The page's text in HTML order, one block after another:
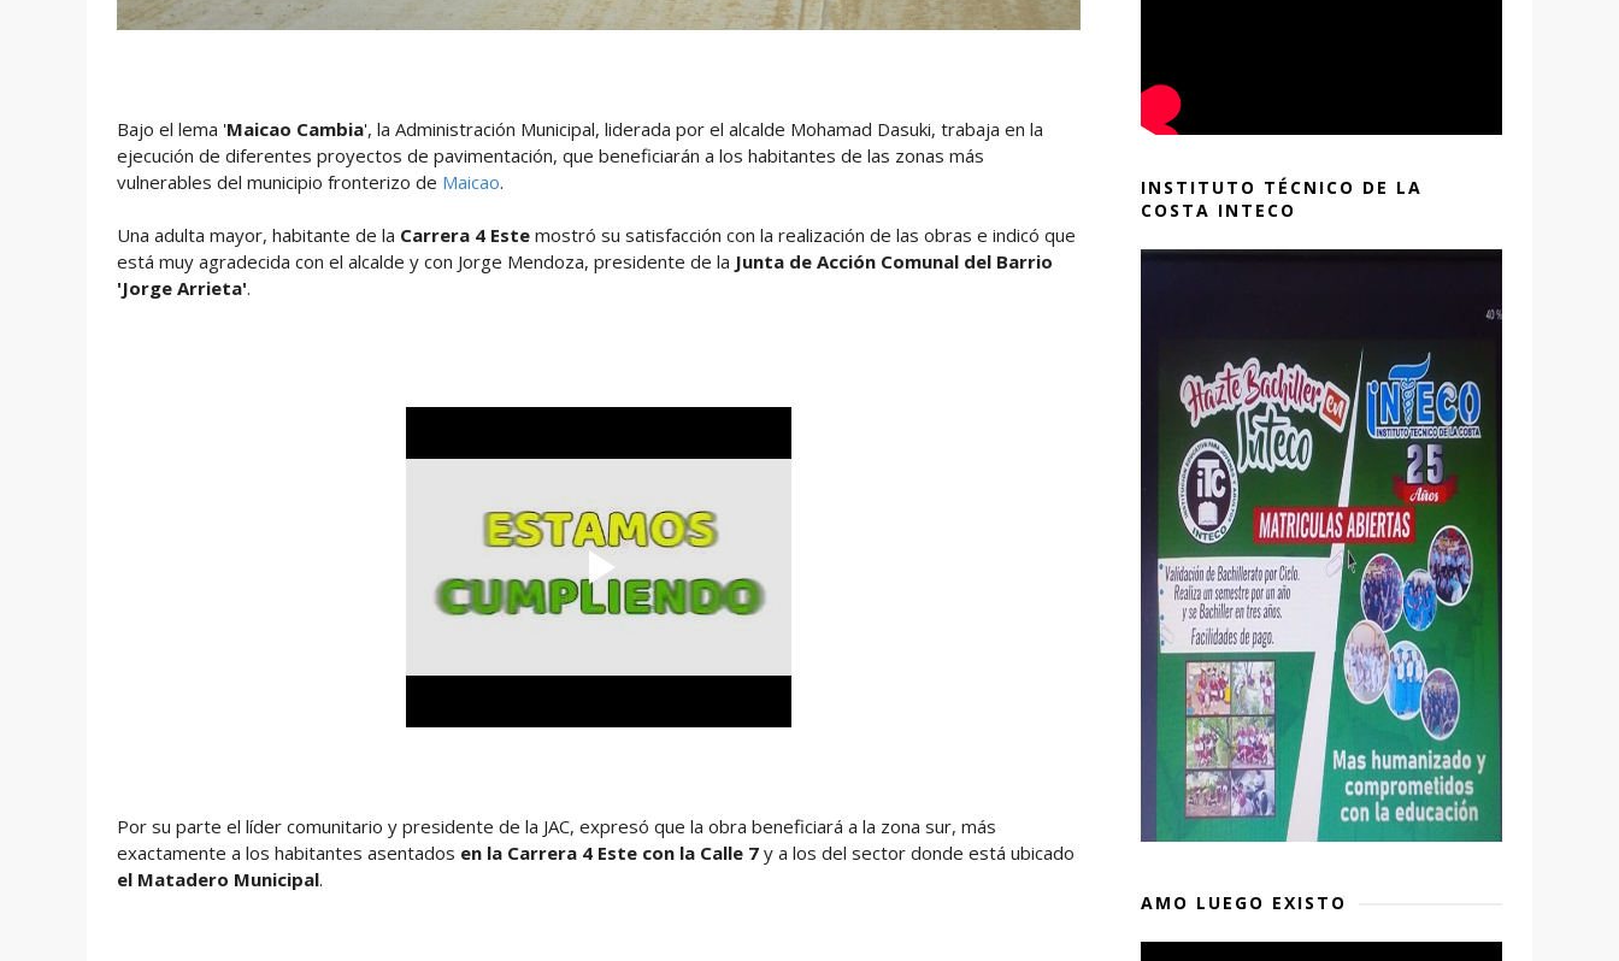
Bajo el lema 'Maicao Cambia', la Administración Municipal, liderada por el alcalde Mohamad Dasuki, trabaja en la
ejecución de diferentes proyectos de pavimentación, que beneficiarán a los habitantes de las zonas más
vulnerables del municipio fronterizo de Maicao.
Una adulta mayor, habitante de la Carrera 4 Este mostró su satisfacción con la realización de las obras e indicó que
está muy agradecida con el alcalde y con Jorge Mendoza, presidente de la Junta de Acción Comunal del Barrio
'Jorge Arrieta'.
Por su parte el líder comunitario y presidente de la JAC, expresó que la obra beneficiará a la zona sur, más
exactamente a los habitantes asentados en la Carrera 4 Este con la Calle 7 y a los del sector donde está ubicado
el Matadero Municipal.
INSTITUTO TÉCNICO DE LA
COSTA INTECO
AMO LUEGO EXISTO